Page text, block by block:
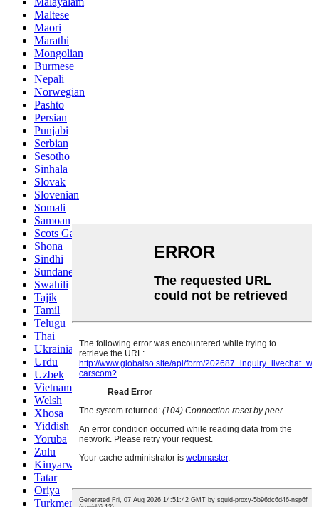
Maltese
Maori
Marathi
Mongolian
Burmese
Nepali
Norwegian
Pashto
Persian
Punjabi
Serbian
Sesotho
Sinhala
Slovak
Slovenian
Somali
Samoan
Scots Gaelic
Shona
Sindhi
Sundanese
Swahili
Tajik
Tamil
Telugu
Thai
Ukrainian
Urdu
Uzbek
Vietnamese
Welsh
Xhosa
Yiddish
Yoruba
Zulu
Kinyarwanda
Tatar
Oriya
Turkmen